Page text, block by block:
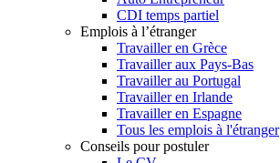
CDI temps partiel
Emplois à l’étranger
Travailler en Grèce
Travailler aux Pays-Bas
Travailler au Portugal
Travailler en Irlande
Travailler en Espagne
Tous les emplois à l'étranger
Conseils pour postuler